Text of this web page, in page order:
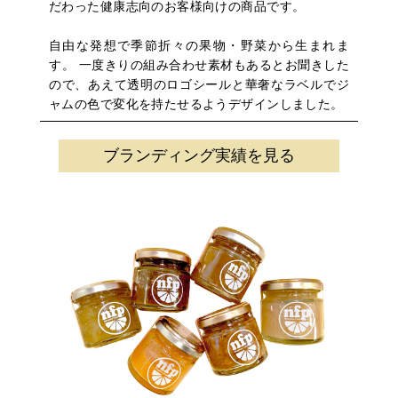
だわった健康志向のお客様向けの商品です。
自由な発想で季節折々の果物・野菜から生まれま
す。 一度きりの組み合わせ素材もあるとお聞きした
ので、あえて透明のロゴシールと華奢なラベルでジ
ャムの色で変化を持たせるようデザインしました。
ブランディング実績を見る